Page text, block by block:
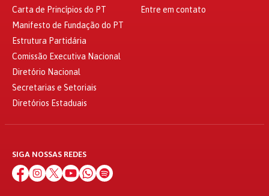
Carta de Princípios do PT
Manifesto de Fundação do PT
Estrutura Partidária
Comissão Executiva Nacional
Diretório Nacional
Secretarias e Setoriais
Diretórios Estaduais
Entre em contato
SIGA NOSSAS REDES